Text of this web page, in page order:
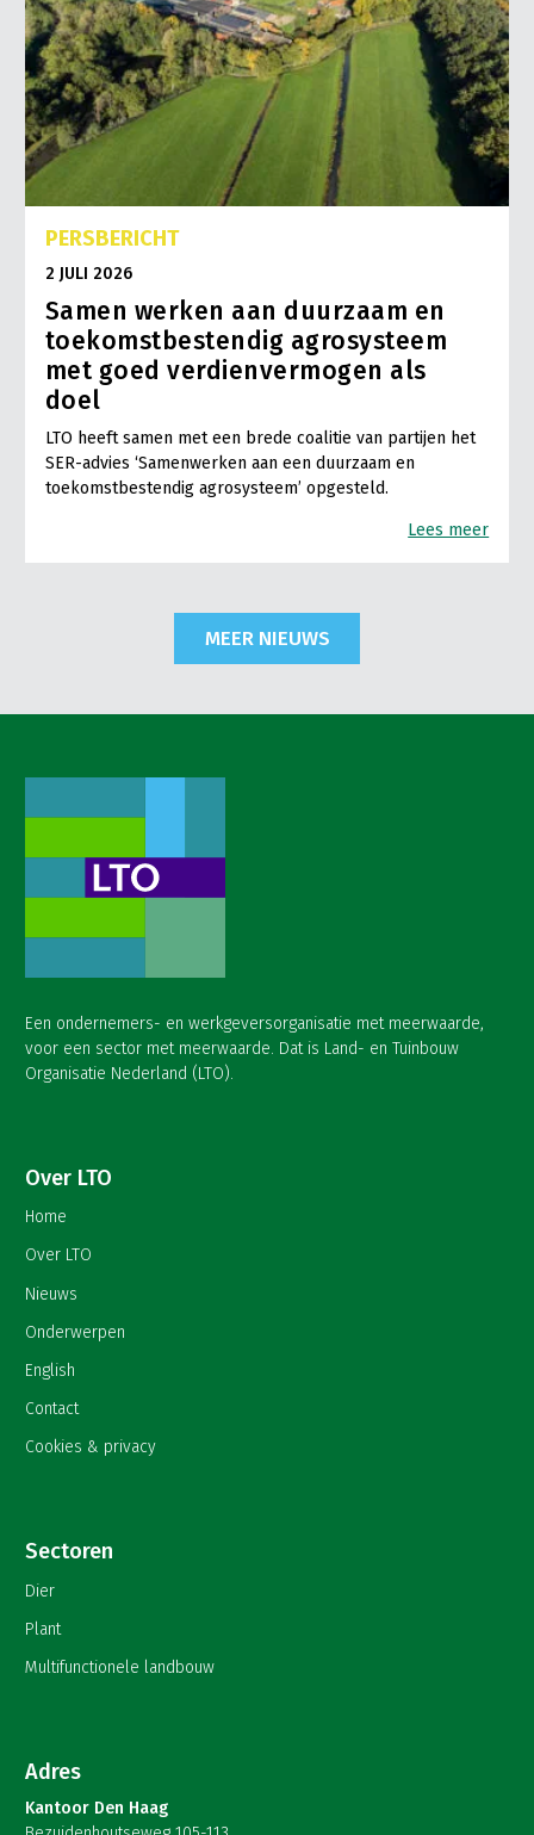
PERSBERICHT
2 JULI 2026
Samen werken aan duurzaam en
toekomstbestendig agrosysteem
met goed verdienvermogen als
doel
LTO heeft samen met een brede coalitie van partijen het
SER-advies ‘Samenwerken aan een duurzaam en
toekomstbestendig agrosysteem’ opgesteld.
Lees meer
MEER NIEUWS
Een ondernemers- en werkgeversorganisatie met meerwaarde,
voor een sector met meerwaarde. Dat is Land- en Tuinbouw
Organisatie Nederland (LTO).
Over LTO
Home
Over LTO
Nieuws
Onderwerpen
English
Contact
Cookies & privacy
Sectoren
Dier
Plant
Multifunctionele landbouw
Adres
Kantoor Den Haag